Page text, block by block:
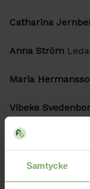
Samtycke
Catharina
Anna Ström
Maria
Vibeke